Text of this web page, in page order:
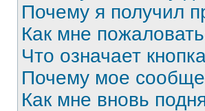
Почему я получил
Как мне
Что означает
Почему мое
Как мне вновь